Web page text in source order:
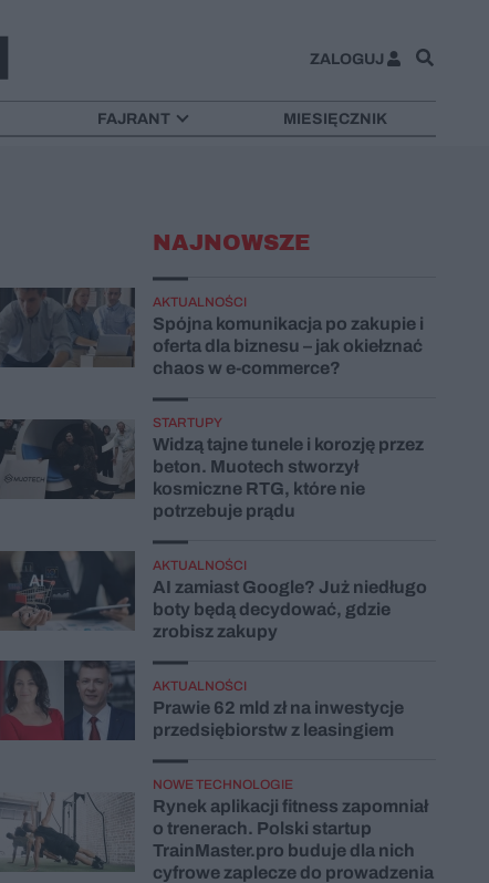
ZALOGUJ
FAJRANT MIESIĘCZNIK
NAJNOWSZE
AKTUALNOŚCI
Spójna komunikacja po zakupie i
oferta dla biznesu – jak okiełznać
chaos w e-commerce?
STARTUPY
Widzą tajne tunele i korozję przez
beton. Muotech stworzył
kosmiczne RTG, które nie
potrzebuje prądu
AKTUALNOŚCI
AI zamiast Google? Już niedługo
boty będą decydować, gdzie
zrobisz zakupy
AKTUALNOŚCI
Prawie 62 mld zł na inwestycje
przedsiębiorstw z leasingiem
NOWE TECHNOLOGIE
Rynek aplikacji fitness zapomniał
o trenerach. Polski startup
TrainMaster.pro buduje dla nich
cyfrowe zaplecze do prowadzenia